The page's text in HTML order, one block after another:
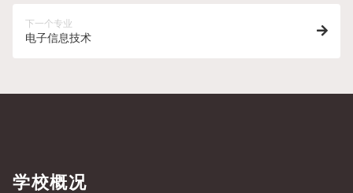
下一个专业
电子信息技术
学校概况